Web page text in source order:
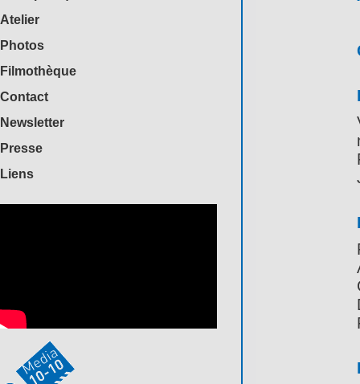
Atelier
Photos
Filmothèque
Contact
Newsletter
Presse
Liens